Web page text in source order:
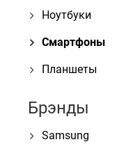
Ноутбуки
Смартфоны
Планшеты
Брэнды
Samsung